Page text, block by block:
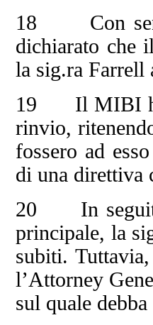
18 Con
dichiarato che
la sig.ra Farrell
19 Il MIBI ha
rinvio,
fossero ad
di una direttiva
20 In seguito
principale, la
subiti.
l’Attorney
sul quale